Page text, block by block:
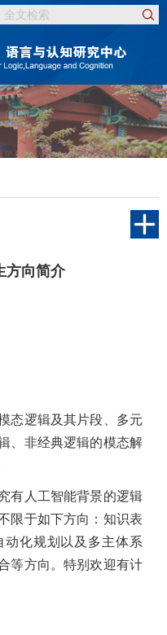
方向简介
态逻辑及其片段、多元
、非经典逻辑的模态解
有人工智能背景的逻辑
限于如下方向：知识表
化规划以及多主体系
等方向。特别欢迎有计